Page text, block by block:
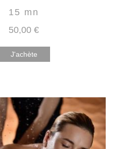
15 mn
50,00 €
J'achète